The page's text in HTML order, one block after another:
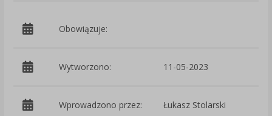
Obowiązuje:
Wytworzono: 11-05-2023
Wprowadzono przez: Łukasz Stolarski